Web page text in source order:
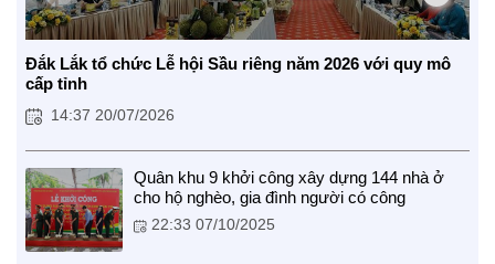
CUỘC SỐNG TƯƠI ĐẸP
Nối trọn yêu thương VTV1
Trái tim có nắng
Đắk Lắk tổ chức Lễ hội Sầu riêng năm 2026 với quy mô
cấp tỉnh
14:37 20/07/2026
Quân khu 9 khởi công xây dựng 144 nhà ở
cho hộ nghèo, gia đình người có công
22:33 07/10/2025